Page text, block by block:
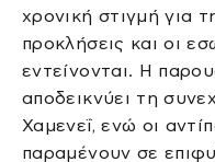
χρονική στιγμή για
προκλήσεις και οι
εντείνονται. Η
αποδεικνύει τη
Χαμενεΐ, ενώ οι
παραμένουν σε